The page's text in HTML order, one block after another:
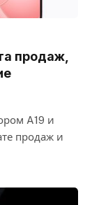
продаж,
A19 и
продаж и